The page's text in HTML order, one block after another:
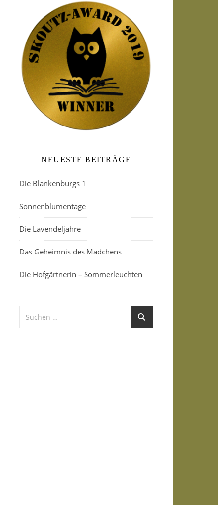
NEUESTE BEITRÄGE
Die Blankenburgs 1
Sonnenblumentage
Die Lavendeljahre
Das Geheimnis des Mädchens
Die Hofgärtnerin – Sommerleuchten